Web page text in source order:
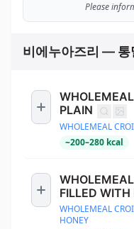
Please
비에누아즈리 — 통
PLAIN
WHOLEMEAL
~200–280 kcal
FILLED WITH
WHOLEMEAL
HONEY